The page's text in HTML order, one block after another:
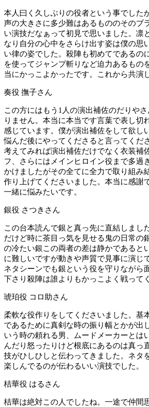
本人曰く久しぶりの役者という事でした
声の大きさに多少難はあるもののそのブ
い演技だなぁって初見で思いました。凛
なり自分の心中をさらけ出す姿は僕の思
い律の姿でした。殺陣も初めてであるの
を使ってジャンプ斬りなど迫力あるもの
当にかっこよかったです。これから共演
奏役 撫子さん
この方にはもう1人の演出補佐のだりや
りません。本当に本当です言葉で表し切
感じています。僕が演出補佐をして欲し
悩んだ後にやってくださると言ってくだ
考えてみれば演出補佐だけでなく衣装補
フ、さらにはメインヒロイン役まで多過
かけましたがその全てに全力で取り組み
作り上げてくださいました。本当に感謝
一緒に悩みたいです。
銀役 さつきさん
この台本読んで銀と真っ先に直結しまし
だけど時に茶目っ気を見せる鬼の日常の
の冷たい銀この両者の差は静かであると
に難しいですが動きや声質で見事に演じ
ネタシーンでも銀という役を守りながら
下さり殺陣は誰よりもかっこよく戦って
琥珀役 コロ助さん
柔軟な役作りをしてくださいました。基
であるために真剣な時の振り幅とかが出
いう時の頼れる男、ムードメーカーとは
んだり怒ったりけど根底にあるのは真っ
技がひしひしと伝わってきました。ネタ
楽しんでるのが伝わるいい演技でした。
桔華役 はるさん
桔華は絶対この人でしたね。一途で仲間